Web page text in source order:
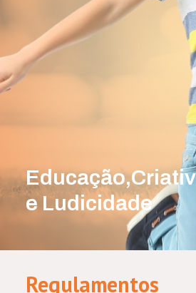
e Ludicidade
Regulamentos